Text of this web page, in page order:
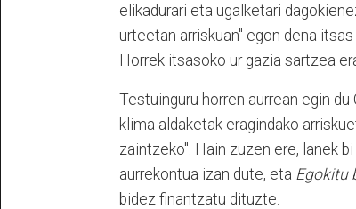
elikadurari eta ugalketari
urteetan arriskuan" egon dena
Horrek itsasoko ur gazia sartzea
Testuinguru horren aurrean egin
klima aldaketak eragindako
zaintzeko". Hain zuzen ere, lanek
aurrekontua izan dute, eta Egokitu
bidez finantzatu dituzte.